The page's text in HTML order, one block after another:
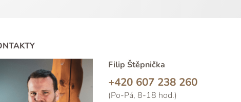
Filip Štěpnička
+420 607 238 260
(Po-Pá, 8-18 hod.)